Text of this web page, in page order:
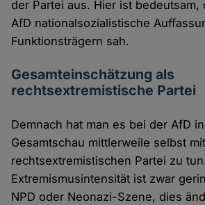
der Partei aus. Hier ist bedeutsam,
AfD nationalsozialistische
Funktionsträgern sah.
Gesamteinschätzung als
rechtsextremistische Partei
Demnach hat man es bei der AfD
Gesamtschau mittlerweile selbst
rechtsextremistischen Partei zu
Extremismusintensität ist zwar
NPD oder Neonazi-Szene, dies